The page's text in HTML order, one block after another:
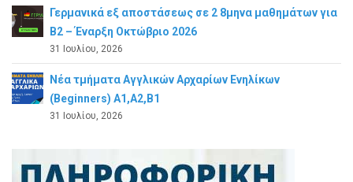
Γερμανικά εξ αποστάσεως σε 2 8μηνα μαθημάτων για
Β2 – Έναρξη Οκτώβριο 2026
31 Ιουλίου, 2026
Νέα τμήματα Αγγλικών Αρχαρίων Ενηλίκων
(Beginners) A1,A2,B1
31 Ιουλίου, 2026